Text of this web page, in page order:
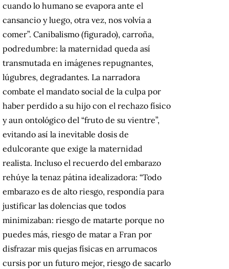
cuando lo humano se evapora ante el
cansancio y luego, otra vez, nos volvía a
comer”. Canibalismo (figurado), carroña,
podredumbre: la maternidad queda así
transmutada en imágenes repugnantes,
lúgubres, degradantes. La narradora
combate el mandato social de la culpa por
haber perdido a su hijo con el rechazo físico
y aun ontológico del “fruto de su vientre”,
evitando así la inevitable dosis de
edulcorante que exige la maternidad
realista. Incluso el recuerdo del embarazo
rehúye la tenaz pátina idealizadora: “Todo
embarazo es de alto riesgo, respondía para
justificar las dolencias que todos
minimizaban: riesgo de matarte porque no
puedes más, riesgo de matar a Fran por
disfrazar mis quejas físicas en arrumacos
cursis por un futuro mejor, riesgo de sacarlo